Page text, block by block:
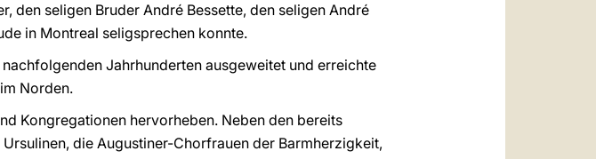
den seligen Bruder André Bessette, den seligen André
in Montreal seligsprechen konnte.
Jahrhunderten ausgeweitet und erreichte
Norden.
Kongregationen hervorheben. Neben den bereits
die Augustiner-Chorfrauen der Barmherzigkeit,